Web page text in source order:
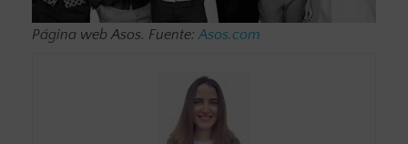
Página web Asos. Fuente: Asos.com